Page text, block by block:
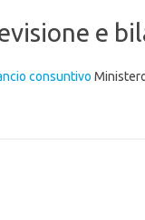
e
consuntivo